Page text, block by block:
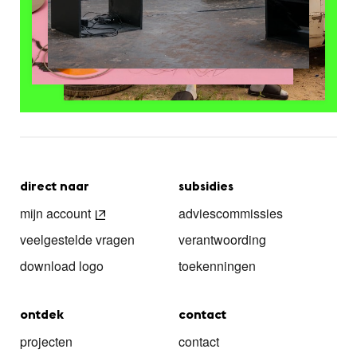
direct naar
mijn account
veelgestelde vragen
download logo
subsidies
adviescommissies
verantwoording
toekenningen
ontdek
projecten
contact
contact